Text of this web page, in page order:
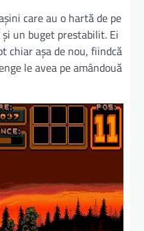
care au o hartă de pe
un buget prestabilit. Ei
chiar aşa de nou, fiindcă
le avea pe amândouă